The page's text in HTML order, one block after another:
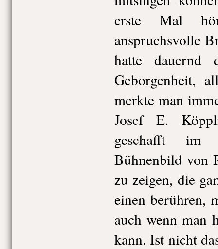
erste Mal
anspruchsvolle
hatte dauernd
Geborgenheit,
merkte man
Josef E.
geschafft im
Bühnenbild von
zu zeigen, die
einen berühren,
auch wenn man
kann. Ist nicht